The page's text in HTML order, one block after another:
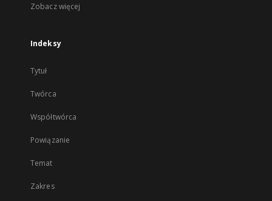
Zobacz więcej
Indeksy
Tytuł
Twórca
Współtwórca
Powiązanie
Temat
Zakres